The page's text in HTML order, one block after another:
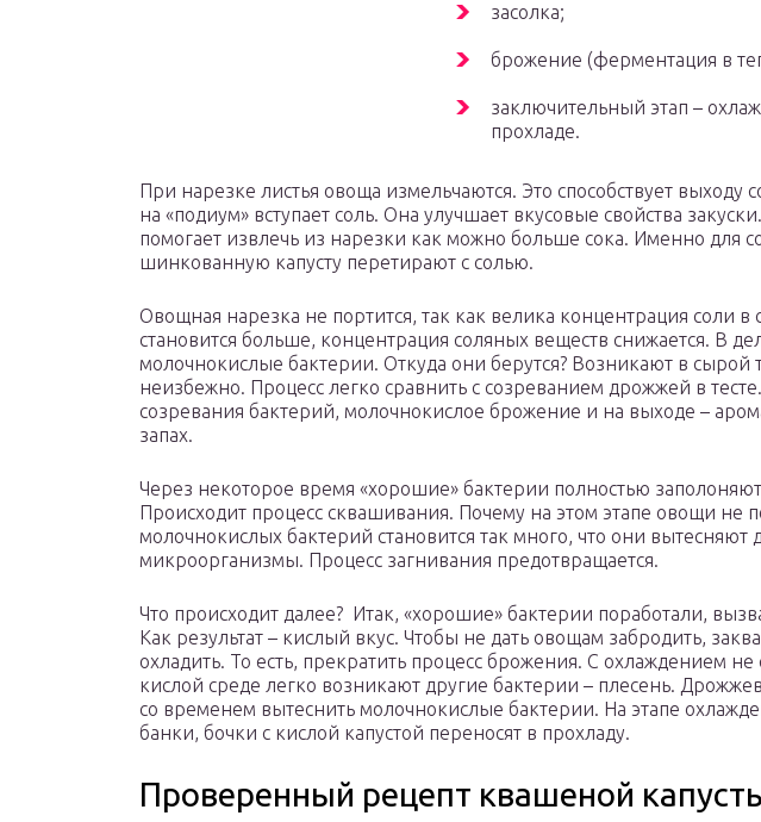
засолка;
брожение (ферментация в
заключительный этап –
прохладе.
При нарезке листья овоща измельчаются. Это способствует выходу
на «подиум» вступает соль. Она улучшает вкусовые свойства
помогает извлечь из нарезки как можно больше сока. Именно для
шинкованную капусту перетирают с солью.
Овощная нарезка не портится, так как велика концентрация соли в
становится больше, концентрация соляных веществ снижается. В
молочнокислые бактерии. Откуда они берутся? Возникают в сырой
неизбежно. Процесс легко сравнить с созреванием дрожжей в
созревания бактерий, молочнокислое брожение и на выходе –
запах.
Через некоторое время «хорошие» бактерии полностью
Происходит процесс сквашивания. Почему на этом этапе овощи не
молочнокислых бактерий становится так много, что они вытесняют
микроорганизмы. Процесс загнивания предотвращается.
Что происходит далее? Итак, «хорошие» бактерии поработали,
Как результат – кислый вкус. Чтобы не дать овощам забродить,
охладить. То есть, прекратить процесс брожения. С охлаждением не
кислой среде легко возникают другие бактерии – плесень.
со временем вытеснить молочнокислые бактерии. На этапе
банки, бочки с кислой капустой переносят в прохладу.
Проверенный рецепт квашеной